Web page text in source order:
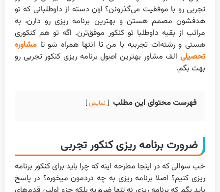
تجربی رو با موفقیت می‌گذرونن؟ اون دسته از داوطلبانی که تو
هدفشون مصمم هستن و بهترین برنامه ریزی رو دارن، به
مراتب از بقیه داوطلبا تو کنکور موفق‌ترن. اگه تو هم کنکوری
هستی و رشته‌ات تجربیه با من تا انتها همراه شو تا مشاوره
تحصیلی الف مشاور بهترین اصول برنامه ریزی کنکور تجربی رو
بهت بگم.
فهرست محتوای این مطلب نمایش
ضرورت برنامه ریزی کنکور تجربی
خب سوالی که در اینجا مطرحه اینه که چرا باید برای کنکور برنامه
ریزی کنیم؟ اصلا برنامه ریزی به چه دردمون میخوره؟ در پاسخ